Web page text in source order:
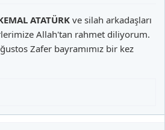
ATATÜRKve silah arkadaşları
Allah'tan rahmet diliyorum.
Zafer bayramımız bir kez